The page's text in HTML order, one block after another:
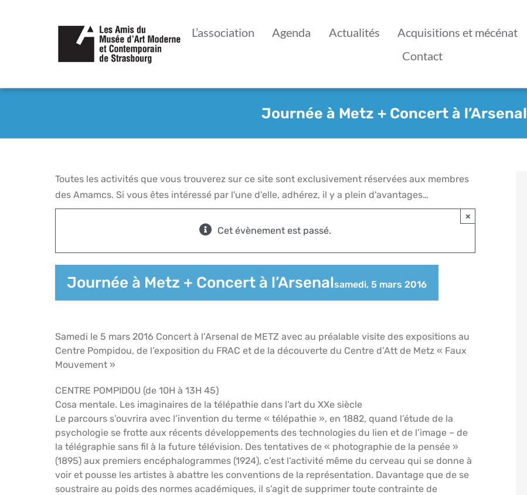
L’association Agenda Actualités Acquisitions et mécénat
Contact
Journée à Metz + Concert à l’Arsenal
Toutes les activités que vous trouverez sur ce site sont exclusivement réservées aux membres
des Amamcs. Si vous êtes intéressé par l'une d'elle, adhérez, il y a plein d'avantages…
Cet évènement est passé.
×
Journée à Metz + Concert à l’Arsenalsamedi, 5 mars 2016
Samedi le 5 mars 2016 Concert à l’Arsenal de METZ avec au préalable visite des expositions au
Centre Pompidou, de l’exposition du FRAC et de la découverte du Centre d’Att de Metz « Faux
Mouvement »
CENTRE POMPIDOU (de 10H à 13H 45)
Cosa mentale. Les imaginaires de la télépathie dans l’art du XXe siècle
Le parcours s’ouvrira avec l’invention du terme « télépathie », en 1882, quand l’étude de la
psychologie se frotte aux récents développements des technologies du lien et de l’image – de
la télégraphie sans fil à la future télévision. Des tentatives de « photographie de la pensée »
(1895) aux premiers encéphalogrammes (1924), c’est l’activité même du cerveau qui se donne à
voir et pousse les artistes à abattre les conventions de la représentation. Davantage que de se
soustraire au poids des normes académiques, il s’agit de supprimer toute contrainte de